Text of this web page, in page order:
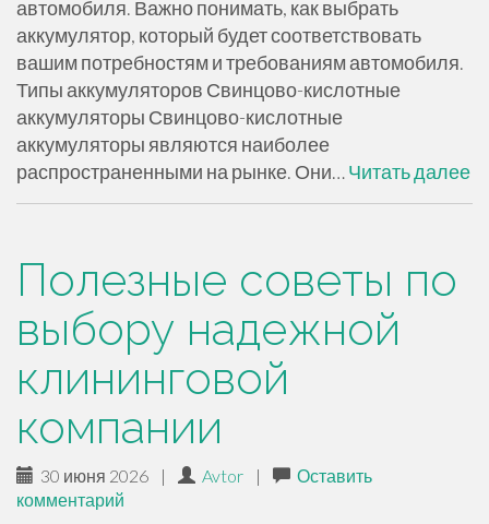
автомобиля. Важно понимать, как выбрать
аккумулятор, который будет соответствовать
вашим потребностям и требованиям автомобиля.
Типы аккумуляторов Свинцово-кислотные
аккумуляторы Свинцово-кислотные
аккумуляторы являются наиболее
распространенными на рынке. Они…Читать далее
Полезные советы по
выбору надежной
клининговой
компании
30 июня 2026 | Avtor |
Оставить
комментарий